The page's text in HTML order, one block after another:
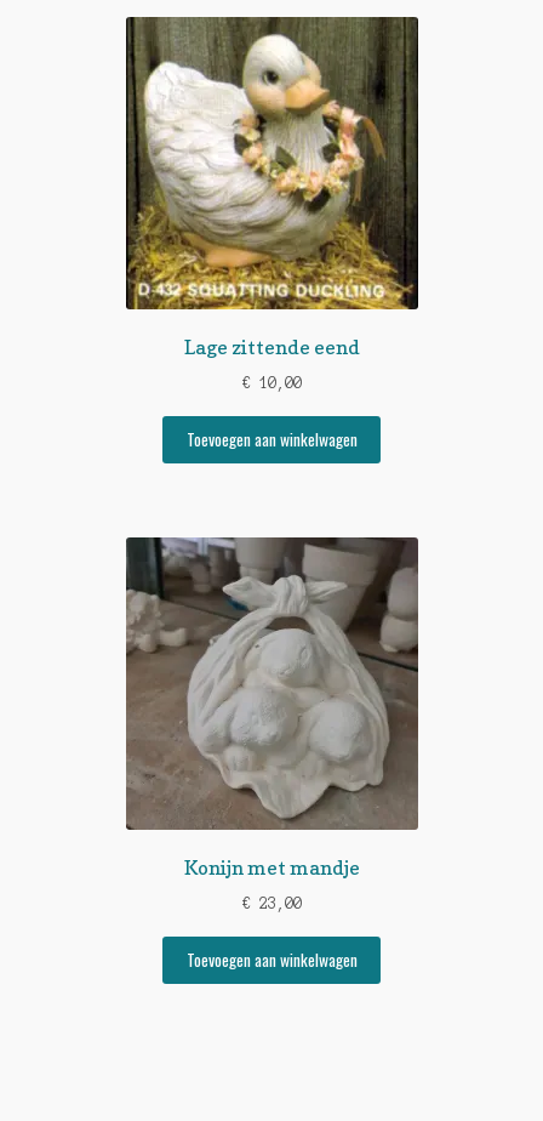
Lage zittende eend
€ 10,00
Toevoegen aan winkelwagen
Konijn met mandje
€ 23,00
Toevoegen aan winkelwagen